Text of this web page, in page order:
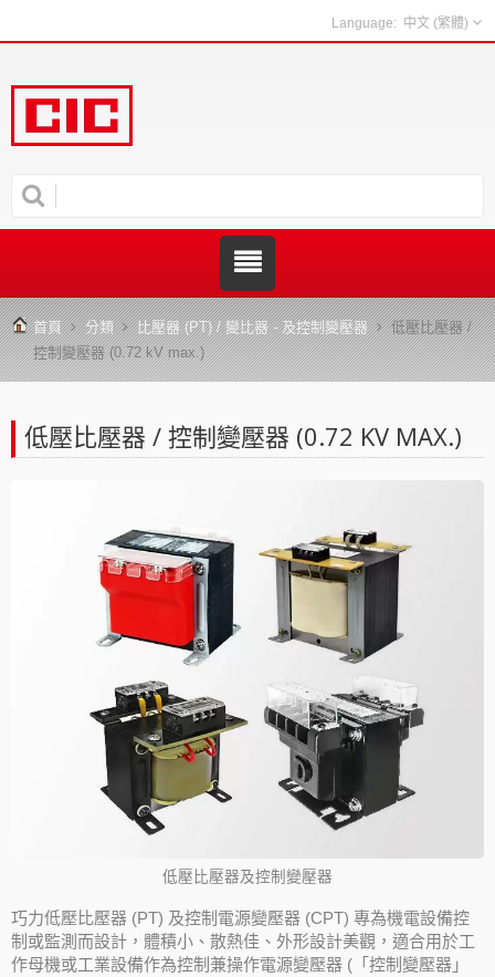
中文 (繁體)
首頁 分類 比壓器 (PT) / 變比器 - 及控制變壓器
低壓比壓器 /
控制變壓器 (0.72 kV max.)
低壓比壓器 / 控制變壓器 (0.72 KV MAX.)
低壓比壓器及控制變壓器
巧力低壓比壓器 (PT) 及控制電源變壓器 (CPT) 專為機電設備控
制或監測而設計，體積小、散熱佳、外形設計美觀，適合用於工
作母機或工業設備作為控制兼操作電源變壓器 (「控制變壓器」